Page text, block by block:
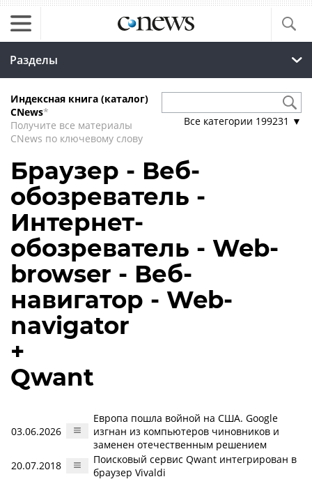
Разделы
Индексная книга (каталог)
CNews*
Получите все материалы
CNews по ключевому слову
Все категории 199231 ▼
Браузер - Веб-
обозреватель -
Интернет-
обозреватель - Web-
browser - Веб-
навигатор - Web-
navigator
+
Qwant
03.06.2026
Европа пошла войной на США. Google
изгнан из компьютеров чиновников и
заменен отечественным решением
20.07.2018
Поисковый сервис Qwant интегрирован в
браузер Vivaldi